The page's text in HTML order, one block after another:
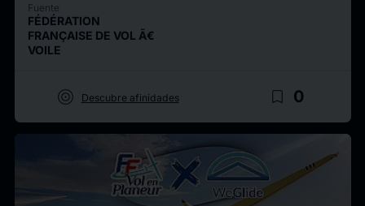
Fuente
FÉDÉRATION
FRANÇAISE DE VOL Ã€
VOILE
target Descubre afinidades bookmark_border 0